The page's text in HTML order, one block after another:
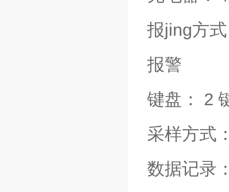
报jing方
报警
键盘： 2
采样方式
数据记录